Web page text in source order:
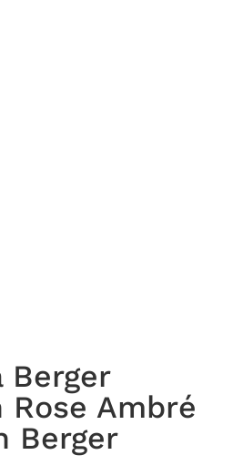
Berger
Rose Ambré
Berger